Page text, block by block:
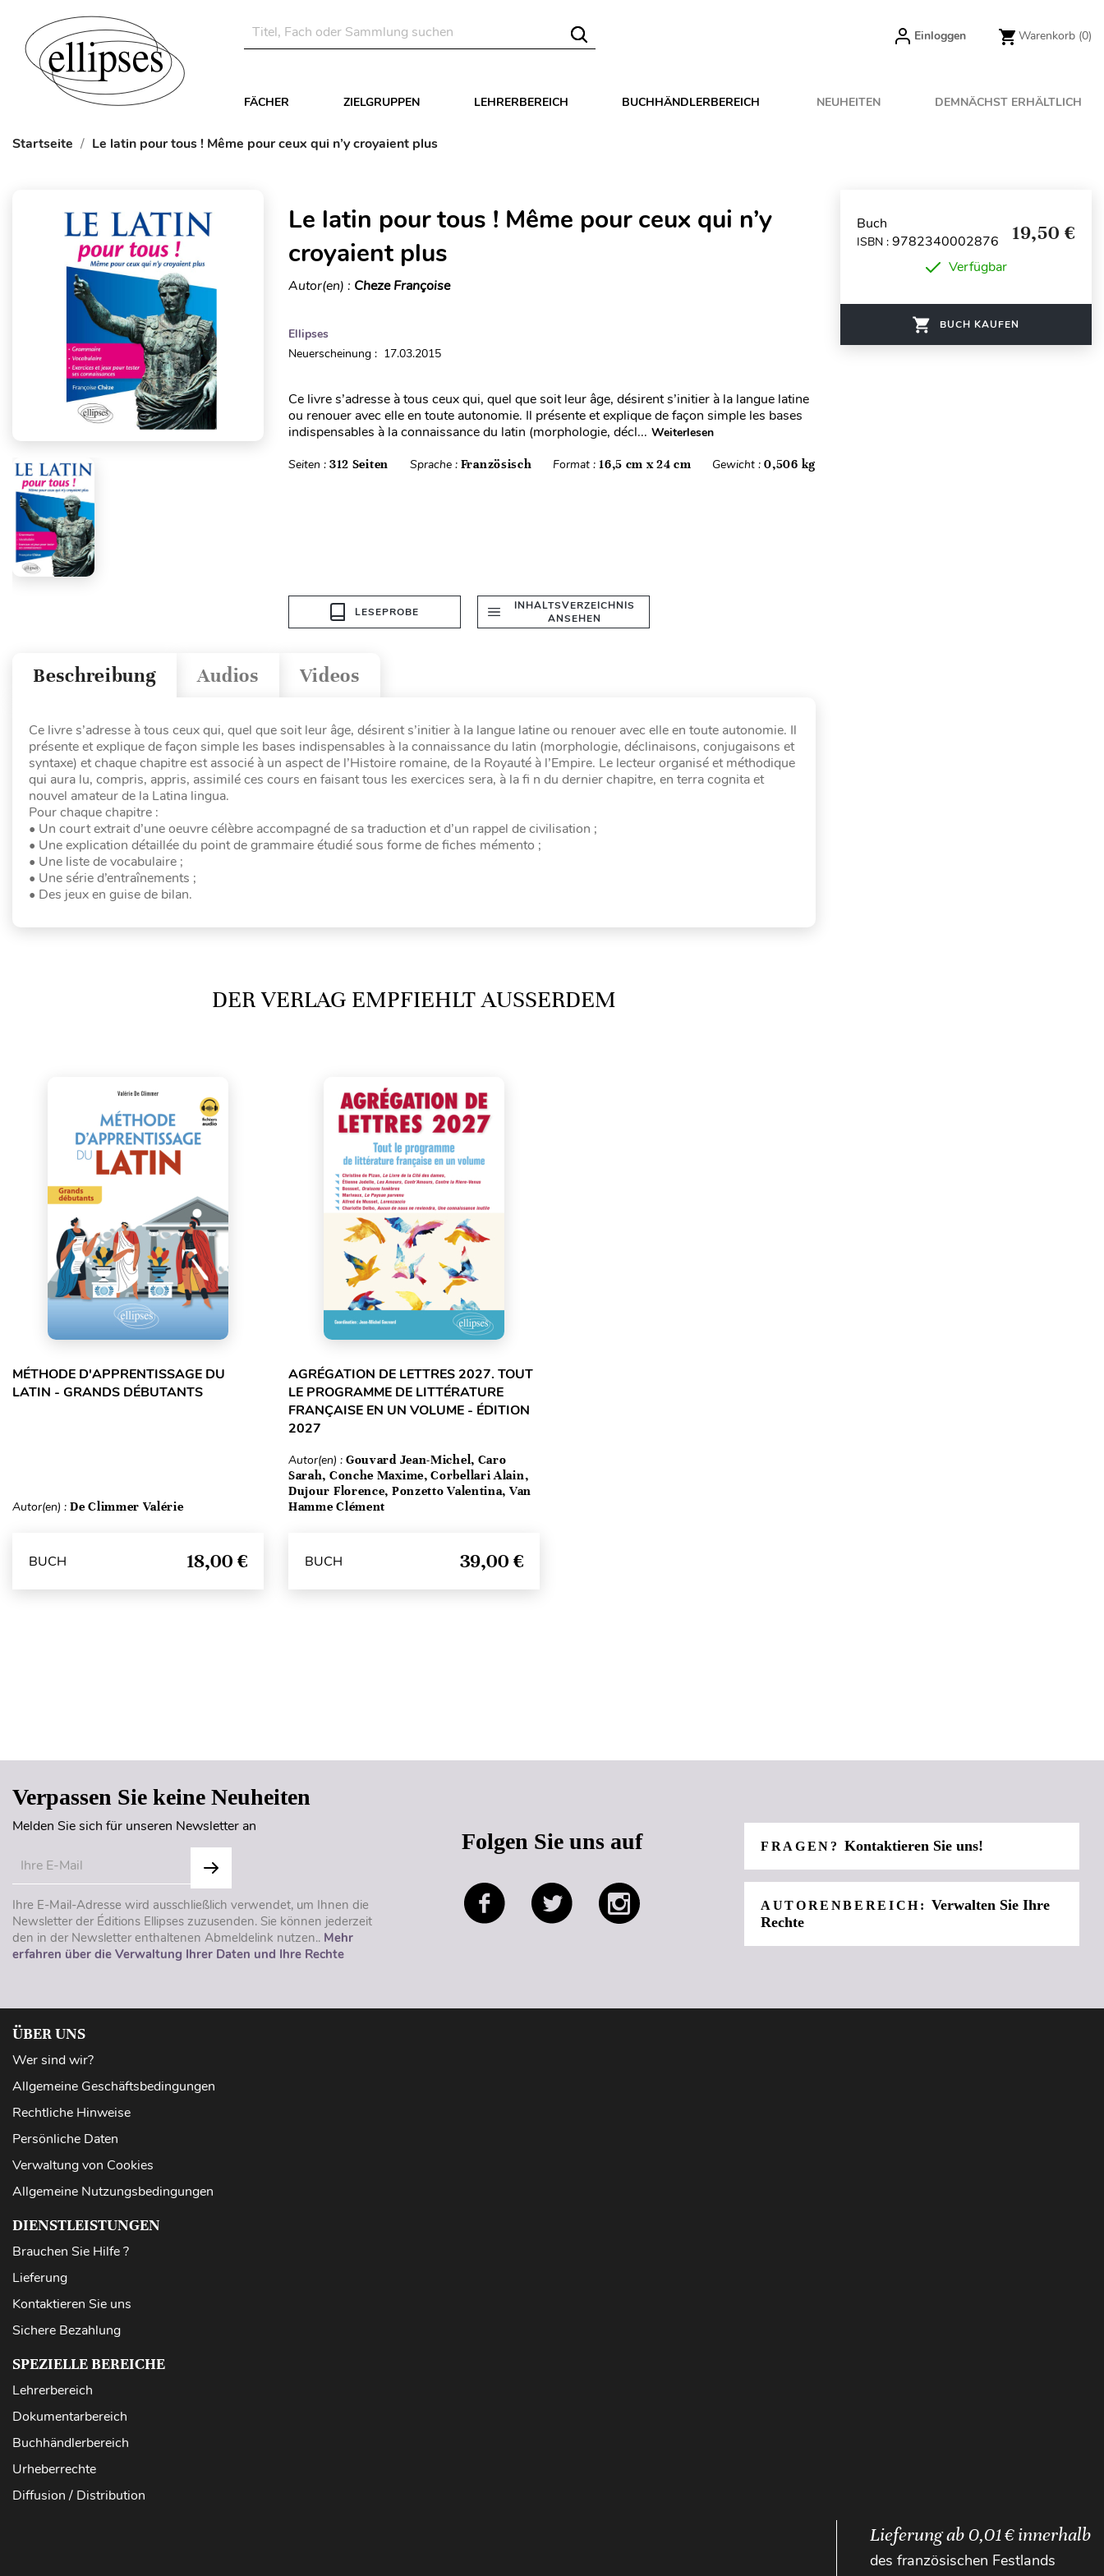
Einloggen Warenkorb (0)
FÄCHER ZIELGRUPPEN LEHRERBEREICH BUCHHÄNDLERBEREICH NEUHEITEN DEMNÄCHST ERHÄLTLICH
Startseite Le latin pour tous ! Même pour ceux qui n’y croyaient plus
Le latin pour tous ! Même pour ceux qui n’y
croyaient plus
Autor(en) : Cheze Françoise
Ellipses
Neuerscheinung : 17.03.2015
Ce livre s’adresse à tous ceux qui, quel que soit leur âge, désirent s’initier à la langue latine
ou renouer avec elle en toute autonomie. Il présente et explique de façon simple les bases
indispensables à la connaissance du latin (morphologie, décl... Weiterlesen
Seiten : 312 Seiten Sprache : Französisch Format :16,5 cm x 24 cm Gewicht :0,506 kg
LESEPROBE
INHALTSVERZEICHNIS
ANSEHEN
Videos
Audios
Beschreibung
Ce livre s’adresse à tous ceux qui, quel que soit leur âge, désirent s’initier à la langue latine ou renouer avec elle en toute autonomie. Il
présente et explique de façon simple les bases indispensables à la connaissance du latin (morphologie, déclinaisons, conjugaisons et
syntaxe) et chaque chapitre est associé à un aspect de l’Histoire romaine, de la Royauté à l’Empire. Le lecteur organisé et méthodique
qui aura lu, compris, appris, assimilé ces cours en faisant tous les exercices sera, à la fi n du dernier chapitre, en terra cognita et
nouvel amateur de la Latina lingua.
Pour chaque chapitre :
• Un court extrait d’une oeuvre célèbre accompagné de sa traduction et d’un rappel de civilisation ;
• Une explication détaillée du point de grammaire étudié sous forme de fiches mémento ;
• Une liste de vocabulaire ;
• Une série d’entraînements ;
• Des jeux en guise de bilan.
DER VERLAG EMPFIEHLT AUSSERDEM
MÉTHODE D'APPRENTISSAGE DU
LATIN - GRANDS DÉBUTANTS
Autor(en) : De Climmer Valérie
BUCH 18,00 €
AGRÉGATION DE LETTRES 2027. TOUT
LE PROGRAMME DE LITTÉRATURE
FRANÇAISE EN UN VOLUME - ÉDITION
2027
Autor(en) : Gouvard Jean-Michel, Caro
Sarah, Conche Maxime, Corbellari Alain,
Dujour Florence, Ponzetto Valentina, Van
Hamme Clément
BUCH 39,00 €
Buch
ISBN : 9782340002876 19,50 €
Verfügbar
BUCH KAUFEN
Verpassen Sie keine Neuheiten
Melden Sie sich für unseren Newsletter an
Ihre E-Mail-Adresse wird ausschließlich verwendet, um Ihnen die
Newsletter der Éditions Ellipses zuzusenden. Sie können jederzeit
den in der Newsletter enthaltenen Abmeldelink nutzen.. Mehr
erfahren über die Verwaltung Ihrer Daten und Ihre Rechte
Folgen Sie uns auf FRAGEN?Kontaktieren Sie uns!
AUTORENBEREICH:Verwalten Sie Ihre
Rechte
ÜBER UNS
Wer sind wir?
Allgemeine Geschäftsbedingungen
Rechtliche Hinweise
Persönliche Daten
Verwaltung von Cookies
Allgemeine Nutzungsbedingungen
DIENSTLEISTUNGEN
Brauchen Sie Hilfe ?
Lieferung
Kontaktieren Sie uns
Sichere Bezahlung
SPEZIELLE BEREICHE
Lehrerbereich
Dokumentarbereich
Buchhändlerbereich
Urheberrechte
Diffusion / Distribution
Lieferung ab 0,01 € innerhalb
des französischen Festlands